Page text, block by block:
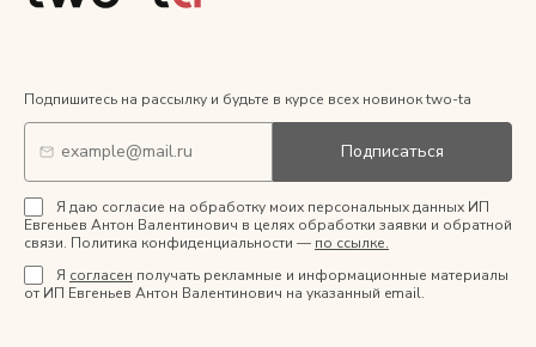
Подпишитесь на рассылку и будьте в курсе всех новинок two-ta
Подписаться
Я даю согласие на обработку моих персональных данных ИП
Евгеньев Антон Валентинович в целях обработки заявки и обратной
связи. Политика конфиденциальности — по ссылке.
Я согласен получать рекламные и информационные материалы
от ИП Евгеньев Антон Валентинович на указанный email.